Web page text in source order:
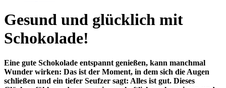
Gesund und glücklich mit
Schokolade!
Eine gute Schokolade entspannt genießen, kann manchmal
Wunder wirken: Das ist der Moment, in dem sich die Augen
schließen und ein tiefer Seufzer sagt: Alles ist gut. Dieses